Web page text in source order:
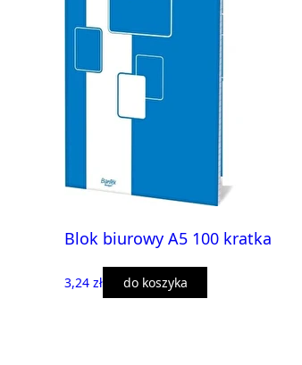
Blok biurowy A5 100 kratka
3,24 zł do koszyka